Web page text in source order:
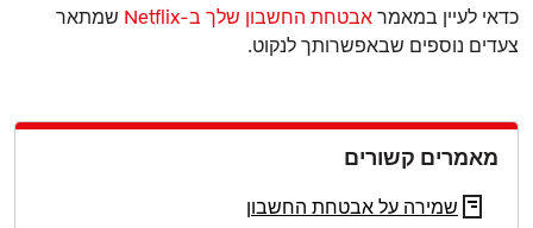
כדאי לעיין במאמר אבטחת החשבון שלך ב-Netflix
שמתאר
צעדים נוספים שבאפשרותך לנקוט.
מאמרים קשורים
שמירה על אבטחת החשבון